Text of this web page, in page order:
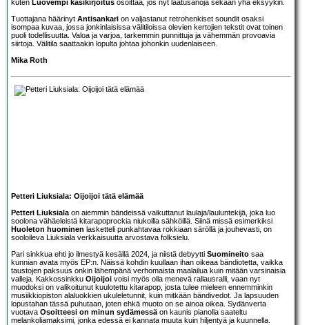
kuten Luovempi käsikirjoitus osoittaa, jos nyt laatusanoja sekaan yhä eksyykin.
Tuottajana häärinyt Antisankari on valjastanut retrohenkiset soundit osaksi
isompaa kuvaa, jossa jonkinlaisissa välitiloissa olevien kertojien tekstit ovat toinen
puoli todellisuutta. Valoa ja varjoa, tarkemmin punnittuja ja vähemmän provoavia
siirtoja. Välitila saattaakin lopulta johtaa johonkin uudenlaiseen.
Mika Roth
Petteri Liuksiala: Oijoijoi tätä elämää
Petteri Liuksiala on aiemmin bändeissä vaikuttanut laulaja/lauluntekijä, joka luo
soolona vähäeleistä kitarapoprockia niukoilla sähköillä. Siinä missä esimerkiksi
Huoleton huominen lasketteli punkahtavaa rokkiaan säröllä ja jouhevasti, on
sooloileva Liuksiala verkkaisuutta arvostava folksielu.
Pari sinkkua ehti jo ilmestyä kesällä 2024, ja niistä debyytti Suomineito saa
kunnian avata myös EP:n. Näissä kohdin kuullaan ihan oikeaa bändiotetta, vaikka
taustojen paksuus onkin lähempänä verhomaista maalailua kuin mitään varsinaisia
valleja. Kakkossinkku Oijoijoi voisi myös olla menevä rallausralli, vaan nyt
muodoksi on valikoitunut kuulotettu kitarapop, josta tulee mieleen ennemminkin
musiikkiopiston alaluokkien ukuleletunnit, kuin mitkään bändivedot. Ja lapsuuden
lopustahan tässä puhutaan, joten ehkä muoto on se ainoa oikea. Sydänverta
vuotava Osoitteesi on minun sydämessä on kaunis pianolla saateltu
melankoliamaksimi, jonka edessä ei kannata muuta kuin hiljentyä ja kuunnella.